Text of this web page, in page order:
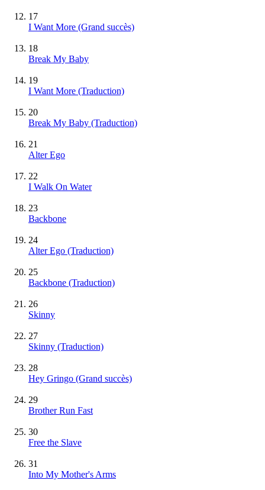
17
I Want More (Grand succès)
18
Break My Baby
19
I Want More (Traduction)
20
Break My Baby (Traduction)
21
Alter Ego
22
I Walk On Water
23
Backbone
24
Alter Ego (Traduction)
25
Backbone (Traduction)
26
Skinny
27
Skinny (Traduction)
28
Hey Gringo (Grand succès)
29
Brother Run Fast
30
Free the Slave
31
Into My Mother's Arms